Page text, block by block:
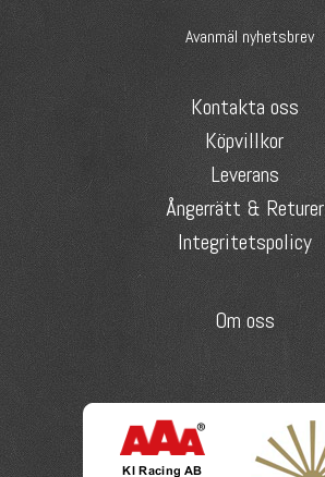
Avanmäl nyhetsbrev
Kontakta oss
Köpvillkor
Leverans
Ångerrätt & Returer
Integritetspolicy
Om oss